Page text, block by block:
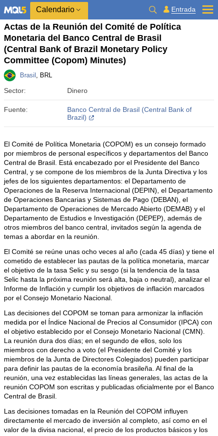
Calendario Entrada
Actas de la Reunión del Comité de Política
Monetaria del Banco Central de Brasil
(Central Bank of Brazil Monetary Policy
Committee (Copom) Minutes)
Brasil , BRL
Sector: Dinero
Fuente:
Banco Central de Brasil (Central Bank of
Brazil)
El Comité de Política Monetaria (COPOM) es un consejo formado
por miembros de personal específicos y departamentos del Banco
Central de Brasil. Está encabezado por el Presidente del Banco
Central, y se compone de los miembros de la Junta Directiva y los
jefes de los siguientes departamentos: el Departamento de
Operaciones de la Reserva Internacional (DEPIN), el Departamento
de Operaciones Bancarias y Sistemas de Pago (DEBAN), el
Departamento de Operaciones de Mercado Abierto (DEMAB) y el
Departamento de Estudios e Investigación (DEPEP), además de
otros miembros del banco central, invitados según la agenda de
temas a abordar en la reunión.
El Comité se reúne unas ocho veces al año (cada 45 días) y tiene el
cometido de establecer las pautas de la política monetaria, marcar
el objetivo de la tasa Selic y su sesgo (si la tendencia de la tasa
Selic hasta la próxima reunión será alta, baja o neutral), analizar el
Informe de Inflación y cumplir los objetivos de inflación marcados
por el Consejo Monetario Nacional.
Las decisiones del COPOM se toman para armonizar la inflación
medida por el Índice Nacional de Precios al Consumidor (IPCA) con
el objetivo establecido por el Consejo Monetario Nacional (CMN).
La reunión dura dos días; en el segundo de ellos, solo los
miembros con derecho a voto (el Presidente del Comité y los
miembros de la Junta de Directores Colegiados) pueden participar
para definir las pautas de la economía brasileña. Al final de la
reunión, una vez establecidas las líneas generales, las actas de la
reunión COPOM son escritas y publicadas oficialmente por el Banco
Central de Brasil.
Las decisiones tomadas en la Reunión del COPOM influyen
directamente el mercado de inversión al completo, así como en el
valor de la divisa nacional, el precio de los productos básicos y los